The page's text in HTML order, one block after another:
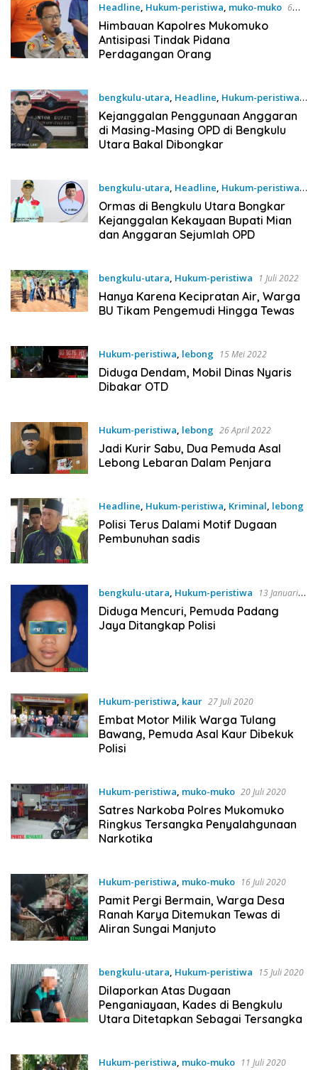
Headline, Hukum-peristiwa, muko-muko 6
Juni 2023
Himbauan Kapolres Mukomuko
Antisipasi Tindak Pidana
Perdagangan Orang
bengkulu-utara, Headline, Hukum-peristiwa
5 Juni 2023
Kejanggalan Penggunaan Anggaran
di Masing-Masing OPD di Bengkulu
Utara Bakal Dibongkar
bengkulu-utara, Headline, Hukum-peristiwa
22 Mei 2023
Ormas di Bengkulu Utara Bongkar
Kejanggalan Kekayaan Bupati Mian
dan Anggaran Sejumlah OPD
bengkulu-utara, Hukum-peristiwa 1 Juli 2022
Hanya Karena Kecipratan Air, Warga
BU Tikam Pengemudi Hingga Tewas
Hukum-peristiwa, lebong 15 Mei 2022
Diduga Dendam, Mobil Dinas Nyaris
Dibakar OTD
Hukum-peristiwa, lebong 26 April 2022
Jadi Kurir Sabu, Dua Pemuda Asal
Lebong Lebaran Dalam Penjara
Headline, Hukum-peristiwa, Kriminal, lebong
24 April 2022
Polisi Terus Dalami Motif Dugaan
Pembunuhan sadis
bengkulu-utara, Hukum-peristiwa
13 Januari
2022
Diduga Mencuri, Pemuda Padang
Jaya Ditangkap Polisi
Hukum-peristiwa, kaur 27 Juli 2020
Embat Motor Milik Warga Tulang
Bawang, Pemuda Asal Kaur Dibekuk
Polisi
Hukum-peristiwa, muko-muko 20 Juli 2020
Satres Narkoba Polres Mukomuko
Ringkus Tersangka Penyalahgunaan
Narkotika
Hukum-peristiwa, muko-muko 16 Juli 2020
Pamit Pergi Bermain, Warga Desa
Ranah Karya Ditemukan Tewas di
Aliran Sungai Manjuto
bengkulu-utara, Hukum-peristiwa 15 Juli 2020
Dilaporkan Atas Dugaan
Penganiayaan, Kades di Bengkulu
Utara Ditetapkan Sebagai Tersangka
Hukum-peristiwa, muko-muko 11 Juli 2020